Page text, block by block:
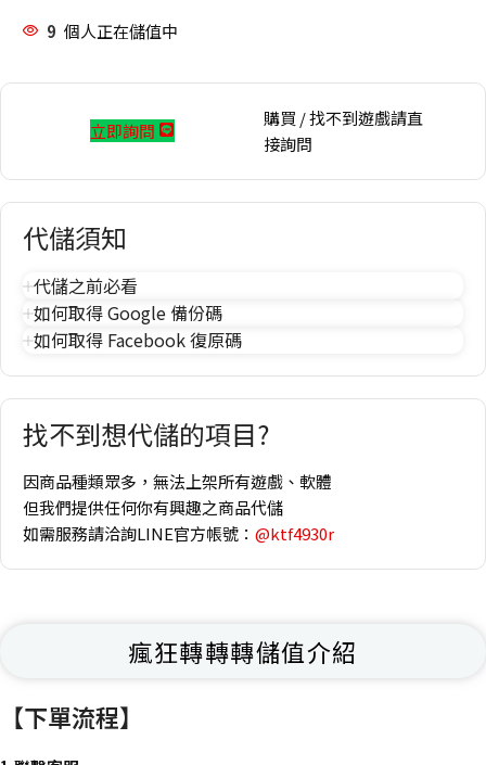
9 個人正在儲值中
立即詢問
購買 / 找不到遊戲請直
接詢問
代儲須知
代儲之前必看
如何取得 Google 備份碼
如何取得 Facebook 復原碼
找不到想代儲的項目?
因商品種類眾多，無法上架所有遊戲、軟體
但我們提供任何你有興趣之商品代儲
如需服務請洽詢LINE官方帳號： @ktf4930r
瘋狂轉轉轉儲值介紹
【下單流程】